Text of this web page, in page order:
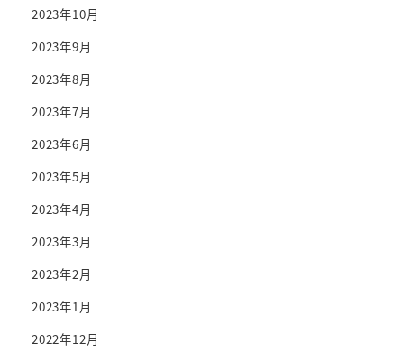
2023年10月
2023年9月
2023年8月
2023年7月
2023年6月
2023年5月
2023年4月
2023年3月
2023年2月
2023年1月
2022年12月